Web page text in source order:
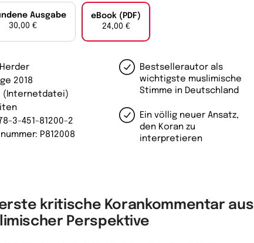
Ausgabe
30,00 €
eBook (PDF)
24,00 €
Bestsellerautor als
wichtigste muslimische
Stimme in Deutschland
Ein völlig neuer Ansatz,
den Koran zu
interpretieren
2018
(Internetdatei)
3-451-81200-2
P812008
kritische Korankommentar aus
Perspektive